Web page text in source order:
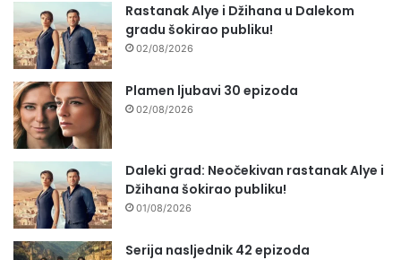
Rastanak Alye i Džihana u Dalekom
gradu šokirao publiku!
02/08/2026
Plamen ljubavi 30 epizoda
02/08/2026
Daleki grad: Neočekivan rastanak Alye i
Džihana šokirao publiku!
01/08/2026
Serija nasljednik 42 epizoda